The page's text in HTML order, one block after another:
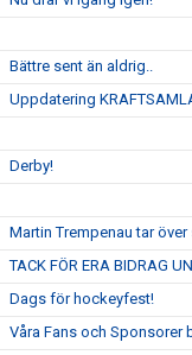
Bättre sent än aldrig..
Uppdatering
Derby!
Martin Trempenau tar
TACK FÖR ERA BIDRAG
Dags för hockeyfest!
Våra Fans och Sponsorer